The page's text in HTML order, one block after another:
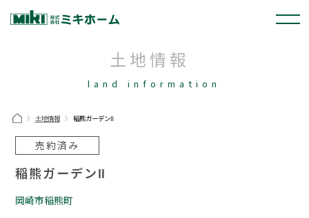
土地情報
land information
土地情報 稲熊ガーデンⅡ
売約済み
稲熊ガーデンⅡ
岡崎市稲熊町